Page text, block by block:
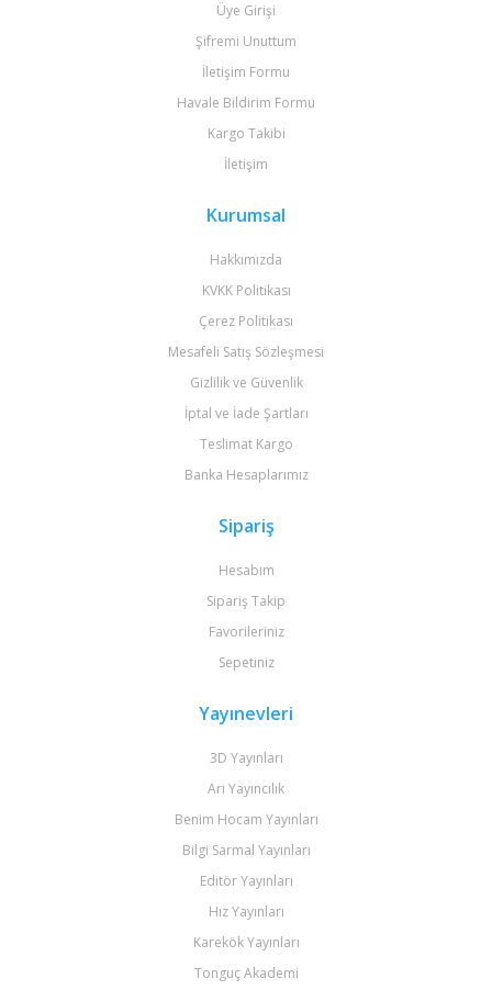
Üye Girişi
Şifremi Unuttum
İletişim Formu
Havale Bildirim Formu
Kargo Takibi
İletişim
Kurumsal
Hakkımızda
KVKK Politikası
Çerez Politikası
Mesafeli Satış Sözleşmesi
Gizlilik ve Güvenlik
İptal ve İade Şartları
Teslimat Kargo
Banka Hesaplarımız
Sipariş
Hesabım
Sipariş Takip
Favorileriniz
Sepetiniz
Yayınevleri
3D Yayınları
Arı Yayıncılık
Benim Hocam Yayınları
Bilgi Sarmal Yayınları
Editör Yayınları
Hız Yayınları
Karekök Yayınları
Tonguç Akademi